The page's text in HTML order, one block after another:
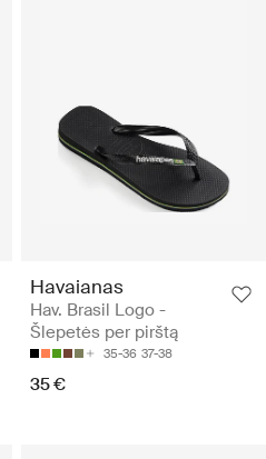
Havaianas
Hav. Brasil Logo -
Šlepetės per pirštą
35-36 37-38
35 €